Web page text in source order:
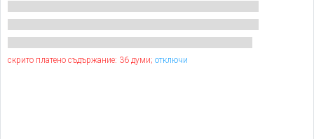
скрито платено съдържание: 36 думи; отключи